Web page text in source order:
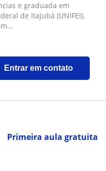
e graduada em
de Itajubá (UNIFEI).
Entrar em contato
Primeira aula gratuita